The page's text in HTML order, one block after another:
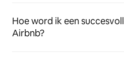
Hoe word ik een
Airbnb?